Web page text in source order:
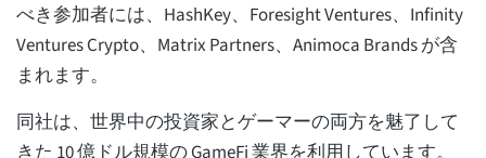
べき参加者には、HashKey、Foresight Ventures、Infinity
Ventures Crypto、Matrix Partners、Animoca Brands が含
まれます。
同社は、世界中の投資家とゲーマーの両方を魅了して
きた 10 億ドル規模の GameFi 業界を利用しています。